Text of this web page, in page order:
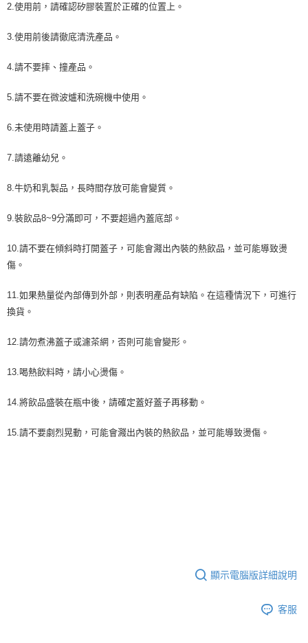
2.使用前，請確認矽膠裝置於正確的位置上。
3.使用前後請徹底清洗產品。
4.請不要摔、撞產品。
5.請不要在微波爐和洗碗機中使用。
6.未使用時請蓋上蓋子。
7.請遠離幼兒。
8.牛奶和乳製品，長時間存放可能會變質。
9.裝飲品8~9分滿即可，不要超過內蓋底部。
10.請不要在傾斜時打開蓋子，可能會濺出內裝的熱飲品，並可能導致燙
傷。
11.如果熱量從內部傳到外部，則表明產品有缺陷。在這種情況下，可進行
換貨。
12.請勿煮沸蓋子或濾茶網，否則可能會變形。
13.喝熱飲料時，請小心燙傷。
14.將飲品盛裝在瓶中後，請確定蓋好蓋子再移動。
15.請不要劇烈晃動，可能會濺出內裝的熱飲品，並可能導致燙傷。
顯示電腦版詳細說明
客服